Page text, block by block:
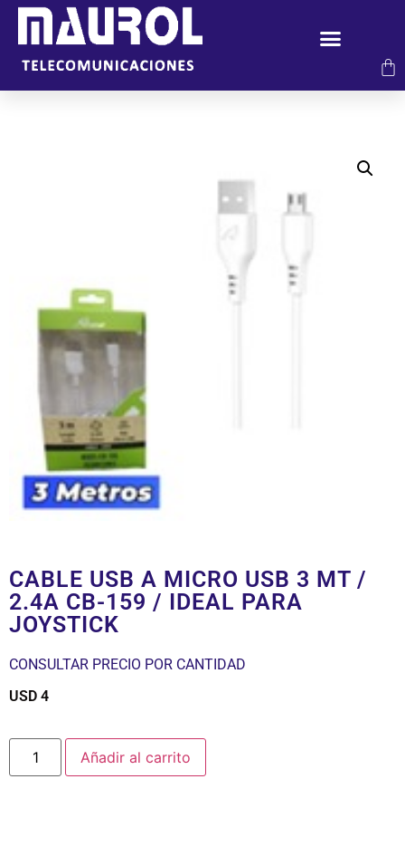
CABLE USB A MICRO USB 3 MT /
2.4A CB-159 / IDEAL PARA
JOYSTICK
CONSULTAR PRECIO POR CANTIDAD
USD 4
Añadir al carrito